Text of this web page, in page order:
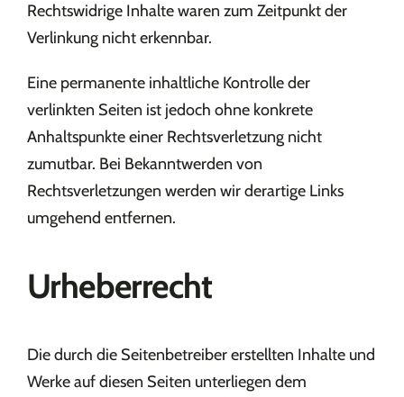
Rechtswidrige Inhalte waren zum Zeitpunkt der
Verlinkung nicht erkennbar.
Eine permanente inhaltliche Kontrolle der
verlinkten Seiten ist jedoch ohne konkrete
Anhaltspunkte einer Rechtsverletzung nicht
zumutbar. Bei Bekanntwerden von
Rechtsverletzungen werden wir derartige Links
umgehend entfernen.
Urheberrecht
Die durch die Seitenbetreiber erstellten Inhalte und
Werke auf diesen Seiten unterliegen dem